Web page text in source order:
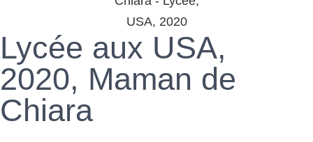
Lycée aux USA,
2020, Maman de
Chiara